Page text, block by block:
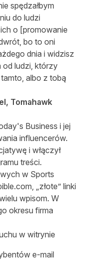
spędzałbym
do ludzi
o [promowanie
bo to oni
dnia i widzisz
ludzi, którzy
albo z tobą
Tomahawk
Business i jej
influencerów.
i włączył
treści.
w Sports
„złote” linki
wpisom. W
okresu firma
w witrynie
e-mail